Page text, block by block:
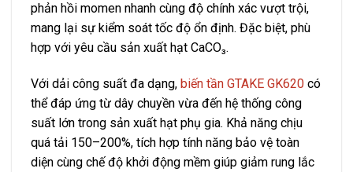
phản hồi momen nhanh cùng độ chính xác vượt trội,
mang lại sự kiểm soát tốc độ ổn định. Đặc biệt, phù
hợp với yêu cầu sản xuất hạt CaCO₃.
Với dải công suất đa dạng, biến tần GTAKE GK620 có
thể đáp ứng từ dây chuyền vừa đến hệ thống công
suất lớn trong sản xuất hạt phụ gia. Khả năng chịu
quá tải 150–200%, tích hợp tính năng bảo vệ toàn
diện cùng chế độ khởi động mềm giúp giảm rung lắc